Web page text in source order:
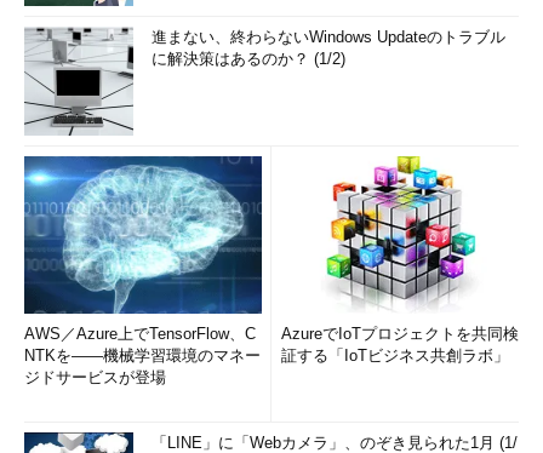
進まない、終わらないWindows Updateのトラブル
に解決策はあるのか？ (1/2)
AWS／Azure上でTensorFlow、C
NTKを――機械学習環境のマネー
ジドサービスが登場
AzureでIoTプロジェクトを共同検
証する「IoTビジネス共創ラボ」
「LINE」に「Webカメラ」、のぞき見られた1月 (1/